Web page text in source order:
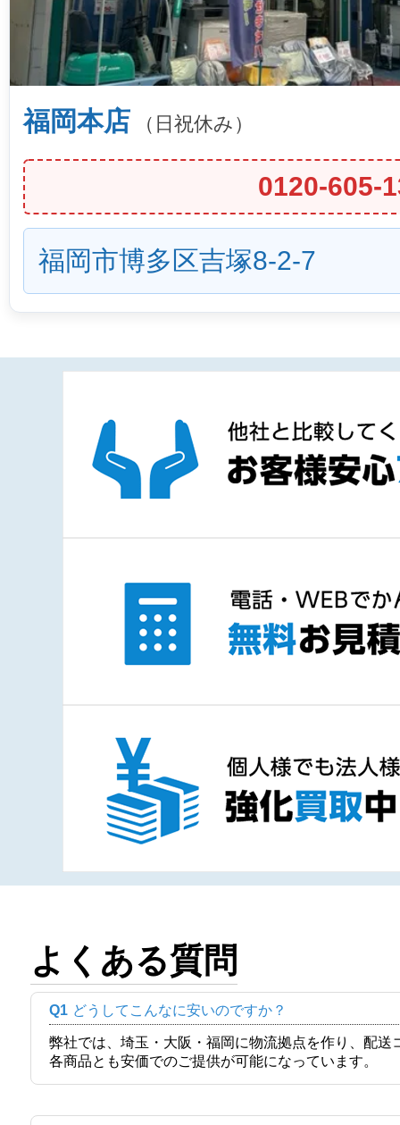
福岡本店 （日祝休み）
0120-605-
福岡市博多区吉塚8-2-7
よくある質問
Q1 どうしてこんなに安いのですか？
弊社では、埼玉・大阪・福岡に物流拠点を作り、配
各商品とも安価でのご提供が可能になっています。